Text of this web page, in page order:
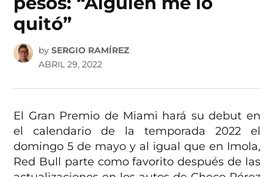
quitó”
by SERGIO RAMÍREZ
ABRIL 29, 2022
El Gran Premio de Miami hará su debut en
el calendario de la temporada 2022 el
domingo 5 de mayo y al igual que en Imola,
Red Bull parte como favorito después de las